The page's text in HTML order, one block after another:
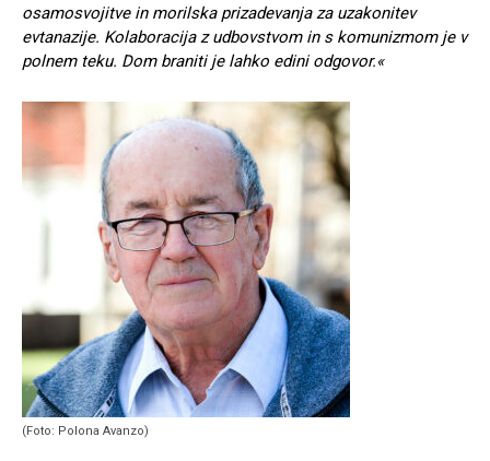
osamosvojitve in morilska prizadevanja za uzakonitev
evtanazije. Kolaboracija z udbovstvom in s komunizmom je v
polnem teku. Dom braniti je lahko edini odgovor.«
(Foto: Polona Avanzo)